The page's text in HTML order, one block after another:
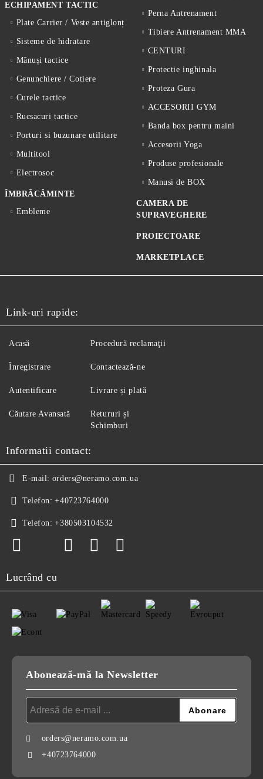
ECHIPAMENT TACTIC
Plate Carrier / Veste antiglonț
Sisteme de hidratare
Mănuși tactice
Genunchiere / Cotiere
Curele tactice
Rucsacuri tactice
Porturi si buzunare utilitare
Multitool
Electrosoc
ÎMBRĂCĂMINTE
Embleme
Perna Antrenament
Tibiere Antrenament MMA
CENTURI
Protectie inghinala
Proteza Gura
ACCESORII GYM
Banda box pentru maini
Accesorii Yoga
Produse profesionale
Manusi de BOX
CAMERA DE
SUPRAVEGHERE
PROIECTOARE
MARKETPLACE
Link-uri rapide:
Acasă
Înregistrare
Autentificare
Căutare Avansată
Procedură reclamaţii
Contactează-ne
Livrare și plată
Retururi și
Schimburi
Informatii contact:
E-mail: orders@neramo.com.ua
Telefon: +40723764000
Telefon: +380503104532
Lucrând cu
Abonează-mă la Newsletter
orders@neramo.com.ua
+40723764000